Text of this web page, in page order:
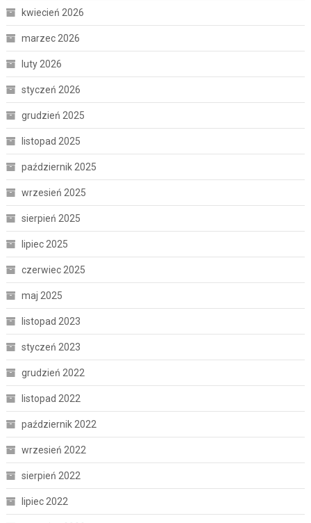
kwiecień 2026
marzec 2026
luty 2026
styczeń 2026
grudzień 2025
listopad 2025
październik 2025
wrzesień 2025
sierpień 2025
lipiec 2025
czerwiec 2025
maj 2025
listopad 2023
styczeń 2023
grudzień 2022
listopad 2022
październik 2022
wrzesień 2022
sierpień 2022
lipiec 2022